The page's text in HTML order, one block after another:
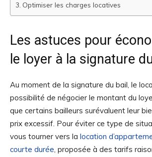
Optimiser les charges locatives
Les astuces pour
le loyer à la signature
Au moment de la signature du bail, le
possibilité de négocier le montant du
que certains bailleurs surévaluent leur
prix excessif. Pour éviter ce type de
vous tourner vers la location
courte durée, proposée à des tarifs